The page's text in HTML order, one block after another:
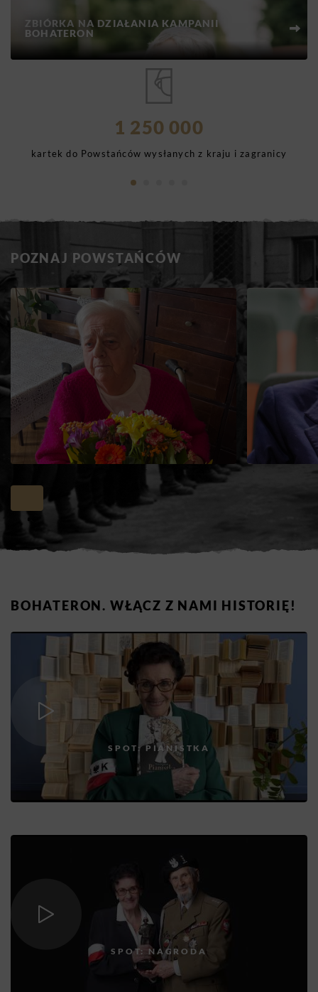
ZBIÓRKA NA DZIAŁANIA KAMPANII
BOHATERON
1 250 000
kartek do Powstańców wysłanych z kraju i zagranicy
POZNAJ POWSTAŃCÓW
BOHATERON. WŁĄCZ Z NAMI HISTORIĘ!
SPOT: PIANISTKA
SPOT: NAGRODA